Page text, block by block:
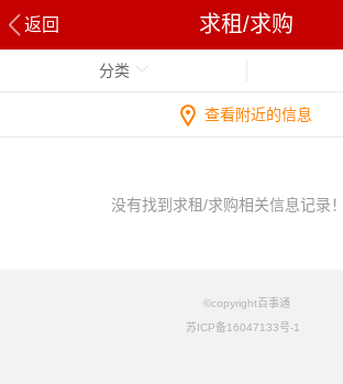
返回 求租/求购
分类
查看附近的信息
没有找到求租/求购相关信息记录！
©copyright百事通
苏ICP备16047133号-1